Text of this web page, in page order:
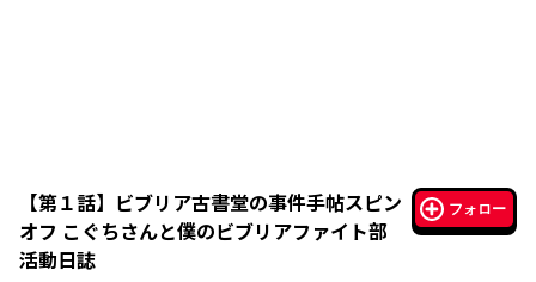
【第１話】 ビブリア古書堂の事件手帖スピン
オフ こぐちさんと僕のビブリアファイト部
活動日誌
フォロー